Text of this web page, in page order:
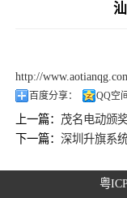
http://
百度分享： QQ空间
上一篇： 茂名电动颁
下一篇：深圳升旗系
粤
旗帜升降旗系统
颁奖旗
升降旗系统